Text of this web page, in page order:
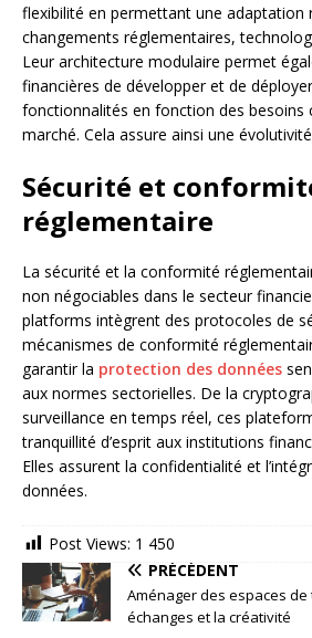
flexibilité en permettant une adaptation
changements réglementaires,
Leur architecture modulaire permet
financières de développer et de
fonctionnalités en fonction des besoins
marché. Cela assure ainsi une
Sécurité et
réglementaire
La sécurité et la conformité
non négociables dans le secteur
platforms intègrent des protocoles de
mécanismes de conformité
garantir la protection des données
aux normes sectorielles. De la
surveillance en temps réel, ces
tranquillité d’esprit aux institutions
Elles assurent la confidentialité et
données.
Post Views: 1 450
PRÉCÉDENT
Aménager des espaces
échanges et la créativité